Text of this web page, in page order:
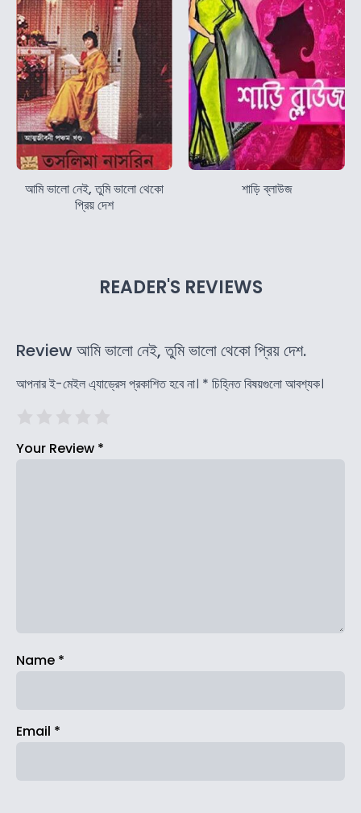
আমি ভালো নেই, তুমি ভালো থেকো
প্রিয় দেশ
শাড়ি ব্লাউজ
READER'S REVIEWS
Review আমি ভালো নেই, তুমি ভালো থেকো প্রিয় দেশ.
আপনার ই-মেইল এ্যাড্রেস প্রকাশিত হবে না। * চিহ্নিত বিষয়গুলো আবশ্যক।
Your Review *
Name *
Email *